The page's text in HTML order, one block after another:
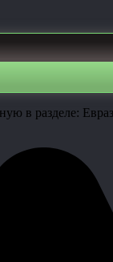
в разделе: